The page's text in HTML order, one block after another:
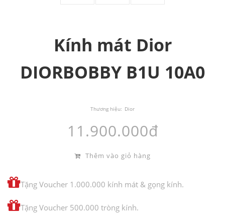
Kính mát Dior
DIORBOBBY B1U 10A0
Thương hiệu: Dior
11.900.000đ
Thêm vào giỏ hàng
Tặng Voucher 1.000.000 kính mát & gọng kính.
Tặng Voucher 500.000 tròng kính.